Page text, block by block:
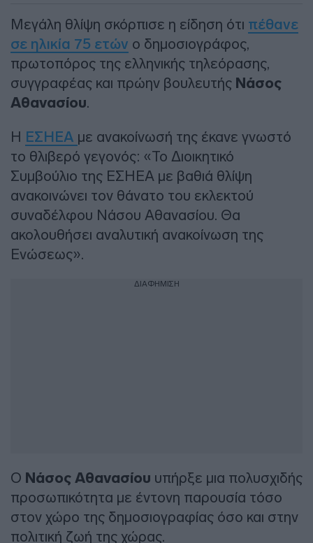
Μεγάλη θλίψη σκόρπισε η είδηση ότι πέθανε
σε ηλικία 75 ετών ο δημοσιογράφος,
πρωτοπόρος της ελληνικής τηλεόρασης,
συγγραφέας και πρώην βουλευτής Νάσος
Αθανασίου.
Η ΕΣΗΕΑ με ανακοίνωσή της έκανε γνωστό
το θλιβερό γεγονός: «Το Διοικητικό
Συμβούλιο της ΕΣΗΕΑ με βαθιά θλίψη
ανακοινώνει τον θάνατο του εκλεκτού
συναδέλφου Νάσου Αθανασίου. Θα
ακολουθήσει αναλυτική ανακοίνωση της
Ενώσεως».
ΔΙΑΦΗΜΙΣΗ
Ο Νάσος Αθανασίου υπήρξε μια πολυσχιδής
προσωπικότητα με έντονη παρουσία τόσο
στον χώρο της δημοσιογραφίας όσο και στην
πολιτική ζωή της χώρας.